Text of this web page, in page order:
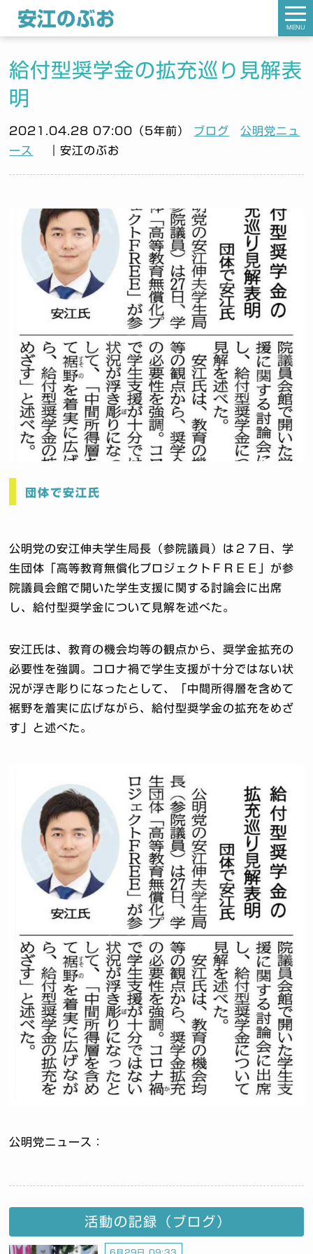
給付型奨学金の拡充巡り見解表
明
2021.04.28 07:00（5年前） ブログ
公明党ニュ
ース
｜安江のぶお
団体で安江氏
公明党の安江伸夫学生局長（参院議員）は２７日、学
生団体「高等教育無償化プロジェクトＦＲＥＥ」が参
院議員会館で開いた学生支援に関する討論会に出席
し、給付型奨学金について見解を述べた。
安江氏は、教育の機会均等の観点から、奨学金拡充の
必要性を強調。コロナ禍で学生支援が十分ではない状
況が浮き彫りになったとして、「中間所得層を含めて
裾野を着実に広げながら、給付型奨学金の拡充をめざ
す」と述べた。
公明党ニュース：
活動の記録（ブログ）
6月29日 09:33
MENU